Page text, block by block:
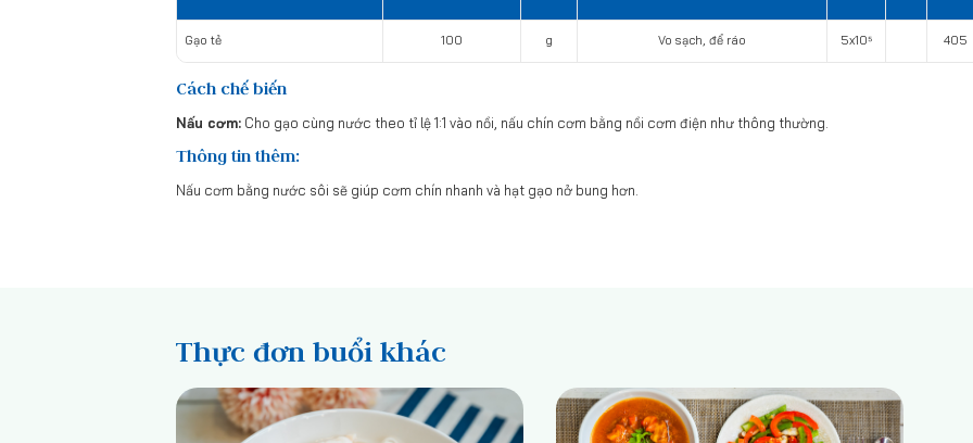
Gạo tẻ 100 g Vo sạch, để ráo 5x10⁵ 405
Cách chế biến
Nấu cơm: Cho gạo cùng nước theo tỉ lệ 1:1 vào nồi, nấu chín cơm bằng nồi cơm điện như thông thường.
Thông tin thêm:
Nấu cơm bằng nước sôi sẽ giúp cơm chín nhanh và hạt gạo nở bung hơn.
Thực đơn buổi khác